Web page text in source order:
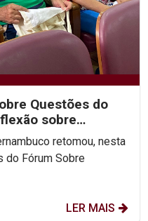
Questões do
sobre
retomou, nesta
do Fórum Sobre
LER MAIS